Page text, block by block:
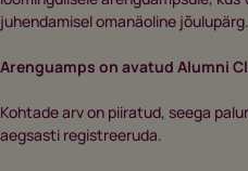
juhendamisel omanäoline jõulupärg.
Arenguamps on avatud Alumni
Kohtade arv on piiratud, seega
aegsasti registreeruda.